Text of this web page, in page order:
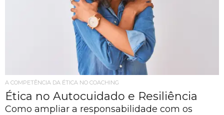
A COMPETÊNCIA DA ÉTICA NO COACHING
Ética no Autocuidado e Resiliência
Como ampliar a responsabilidade com os